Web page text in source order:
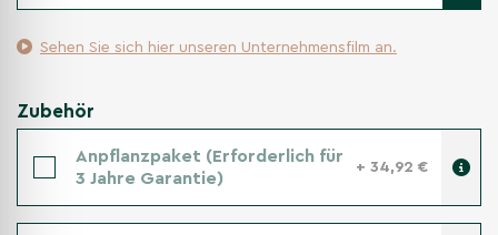
Sehen Sie sich hier unseren Unternehmensfilm an.
Zubehör
Anpflanzpaket (Erforderlich für
3 Jahre Garantie)
+ 34,92 €